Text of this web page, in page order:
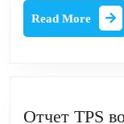
Read More
Отчет TPS